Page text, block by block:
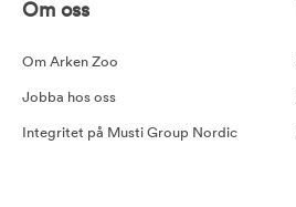
Om oss
Om Arken Zoo
Jobba hos oss
Integritet på Musti Group Nordic